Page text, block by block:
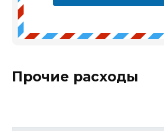
Прочие расходы